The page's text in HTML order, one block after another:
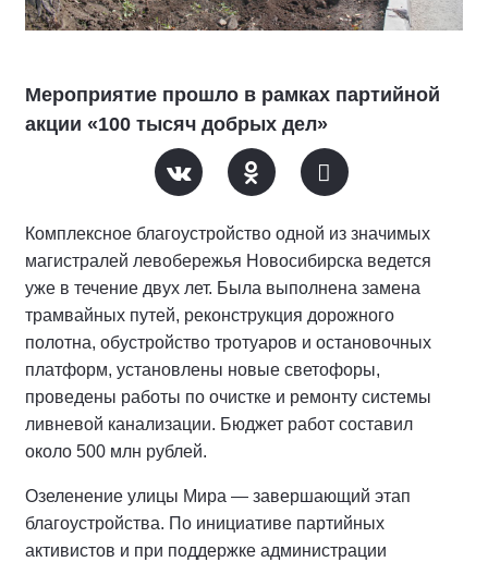
Мероприятие прошло в рамках партийной
акции «100 тысяч добрых дел»
Комплексное благоустройство одной из значимых
магистралей левобережья Новосибирска ведется
уже в течение двух лет. Была выполнена замена
трамвайных путей, реконструкция дорожного
полотна, обустройство тротуаров и остановочных
платформ, установлены новые светофоры,
проведены работы по очистке и ремонту системы
ливневой канализации. Бюджет работ составил
около 500 млн рублей.
Озеленение улицы Мира — завершающий этап
благоустройства. По инициативе партийных
активистов и при поддержке администрации